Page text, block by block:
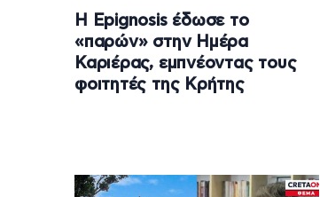
Η Epignosis έδωσε το
«παρών» στην Ημέρα
Καριέρας, εμπνέοντας τους
φοιτητές της Κρήτης